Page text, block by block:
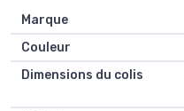
Marque
Couleur
Dimensions du colis